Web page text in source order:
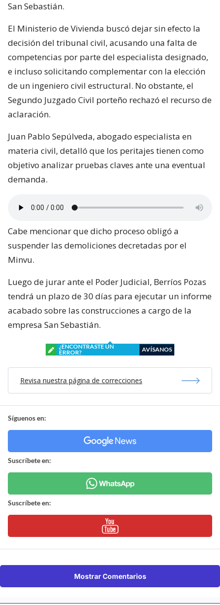
San Sebastián.
El Ministerio de Vivienda buscó dejar sin efecto la
decisión del tribunal civil, acusando una falta de
competencias por parte del especialista designado,
e incluso solicitando complementar con la elección
de un ingeniero civil estructural. No obstante, el
Segundo Juzgado Civil porteño rechazó el recurso de
aclaración.
Juan Pablo Sepúlveda, abogado especialista en
materia civil, detalló que los peritajes tienen como
objetivo analizar pruebas claves ante una eventual
demanda.
Cabe mencionar que dicho proceso obligó a
suspender las demoliciones decretadas por el
Minvu.
Luego de jurar ante el Poder Judicial, Berríos Pozas
tendrá un plazo de 30 días para ejecutar un informe
acabado sobre las construcciones a cargo de la
empresa San Sebastián.
¿ENCONTRASTE UN
ERROR?
AVÍSANOS
Revisa nuestra página de correcciones
Síguenos en:
Suscríbete en:
Suscríbete en:
Mostrar Comentarios